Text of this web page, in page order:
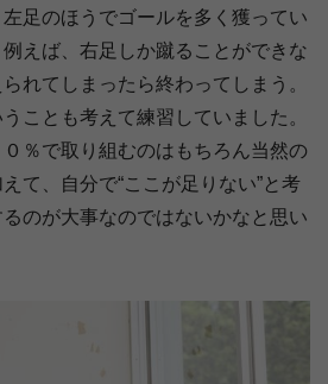
足のほうでゴールを多く獲ってい
えば、右足しか蹴ることができな
れてしまったら終わってしまう。
ことも考えて練習していました。
％で取り組むのはもちろん当然の
て、自分で“ここが足りない”と考
のが大事なのではないかなと思い